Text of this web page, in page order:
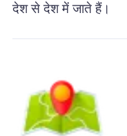
देश से देश में जाते हैं।